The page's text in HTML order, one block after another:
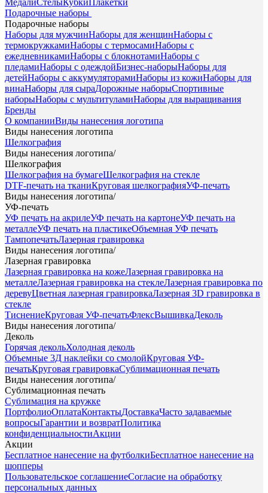
МедалиСтелыКубкиПлакетки
Подарочные наборы
Подарочные наборы
Наборы для мужчинНаборы для женщинНаборы с
термокружкамиНаборы с термосамиНаборы с
ежедневникамиНаборы с блокнотамиНаборы с
пледамиНаборы с одеждойБизнес-наборыНаборы для
детейНаборы с аккумуляторамиНаборы из кожиНаборы для
винаНаборы для сыраДорожные наборыСпортивные
наборыНаборы с мультитуламиНаборы для выращивания
Бренды
О компанииВиды нанесения логотипа
Виды нанесения логотипа
Шелкография
Виды нанесения логотипа/
Шелкография
Шелкография на бумагеШелкография на стекле
DTF-печать на тканиКруговая шелкографияУФ-печать
Виды нанесения логотипа/
УФ-печать
УФ печать на акрилеУФ печать на картонеУФ печать на
металлеУФ печать на пластикеОбъемная УФ печать
ТампопечатьЛазерная гравировка
Виды нанесения логотипа/
Лазерная гравировка
Лазерная гравировка на кожеЛазерная гравировка на
металлеЛазерная гравировка на стеклеЛазерная гравировка по
деревуЦветная лазерная гравировкаЛазерная 3D гравировка в
стекле
ТиснениеКруговая УФ-печатьФлексВышивкаДеколь
Виды нанесения логотипа/
Деколь
Горячая декольХолодная деколь
Объемные 3Д наклейки со смолойКруговая УФ-
печатьКруговая гравировкаСублимационная печать
Виды нанесения логотипа/
Сублимационная печать
Сублимация на кружке
ПортфолиоОплатаКонтактыДоставкаЧасто задаваемые
вопросыГарантии и возвратПолитика
конфиденциальностиАкции
Акции
Бесплатное нанесение на футболкиБесплатное нанесение на
шопперы
Пользовательское соглашениеСогласие на обработку
персональных данных